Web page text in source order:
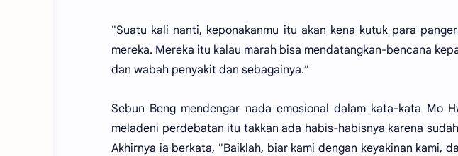
"Suatu kali nanti, keponakanmu itu akan kena kutuk para
mereka. Mereka itu kalau marah bisa mendatangkan-bencana
dan wabah penyakit dan sebagainya."
Sebun Beng mendengar nada emosional dalam kata-kata Mo
meladeni perdebatan itu takkan ada habis-habisnya karena
Akhirnya ia berkata, "Baiklah, biar kami dengan keyakinan kami,